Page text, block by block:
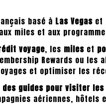
basé à Las Vegaset
miles et aux
voyage, les mileset
Rewards ou
et optimiser les
des guides pour visiter les
aériennes, hôtels